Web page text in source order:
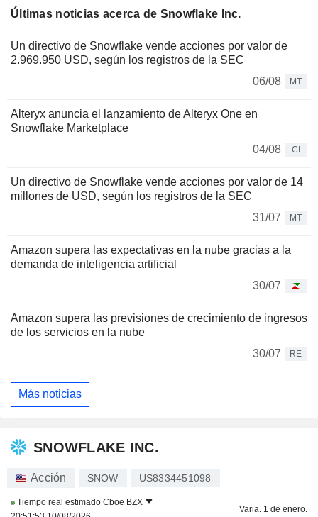
Últimas noticias acerca de Snowflake Inc.
Un directivo de Snowflake vende acciones por valor de
2.969.950 USD, según los registros de la SEC
06/08
MT
Alteryx anuncia el lanzamiento de Alteryx One en
Snowflake Marketplace
04/08
CI
Un directivo de Snowflake vende acciones por valor de 14
millones de USD, según los registros de la SEC
31/07
MT
Amazon supera las expectativas en la nube gracias a la
demanda de inteligencia artificial
30/07
Amazon supera las previsiones de crecimiento de ingresos
de los servicios en la nube
30/07
RE
Más noticias
SNOWFLAKE INC.
Acción SNOW US8334451098
Tiempo real estimado Cboe BZX
Varia. 1 de enero.